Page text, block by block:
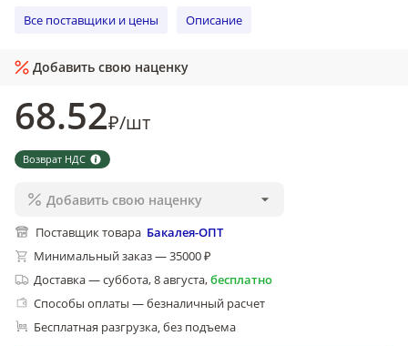
Все поставщики и цены Описание
Добавить свою наценку
68.52₽/шт
Возврат НДС
Добавить свою наценку
Поставщик товара Бакалея-ОПТ
Минимальный заказ — 35000 ₽
Доставка—суббота, 8 августа,бесплатно
Способы оплаты — безналичный расчет
Бесплатная разгрузка, без подъема